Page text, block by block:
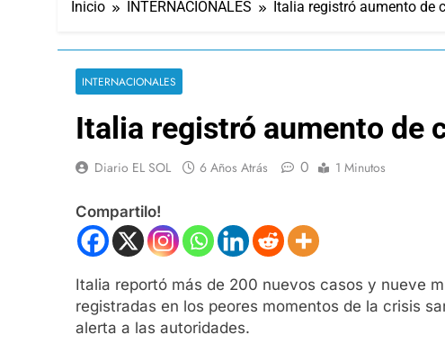
Inicio INTERNACIONALES Italia registró aumento de
INTERNACIONALES
Italia registró aumento de
Diario EL SOL 6 Años Atrás 0 1 Minutos
Compartilo!
Italia reportó más de 200 nuevos casos y nueve
registradas en los peores momentos de la crisis
alerta a las autoridades.